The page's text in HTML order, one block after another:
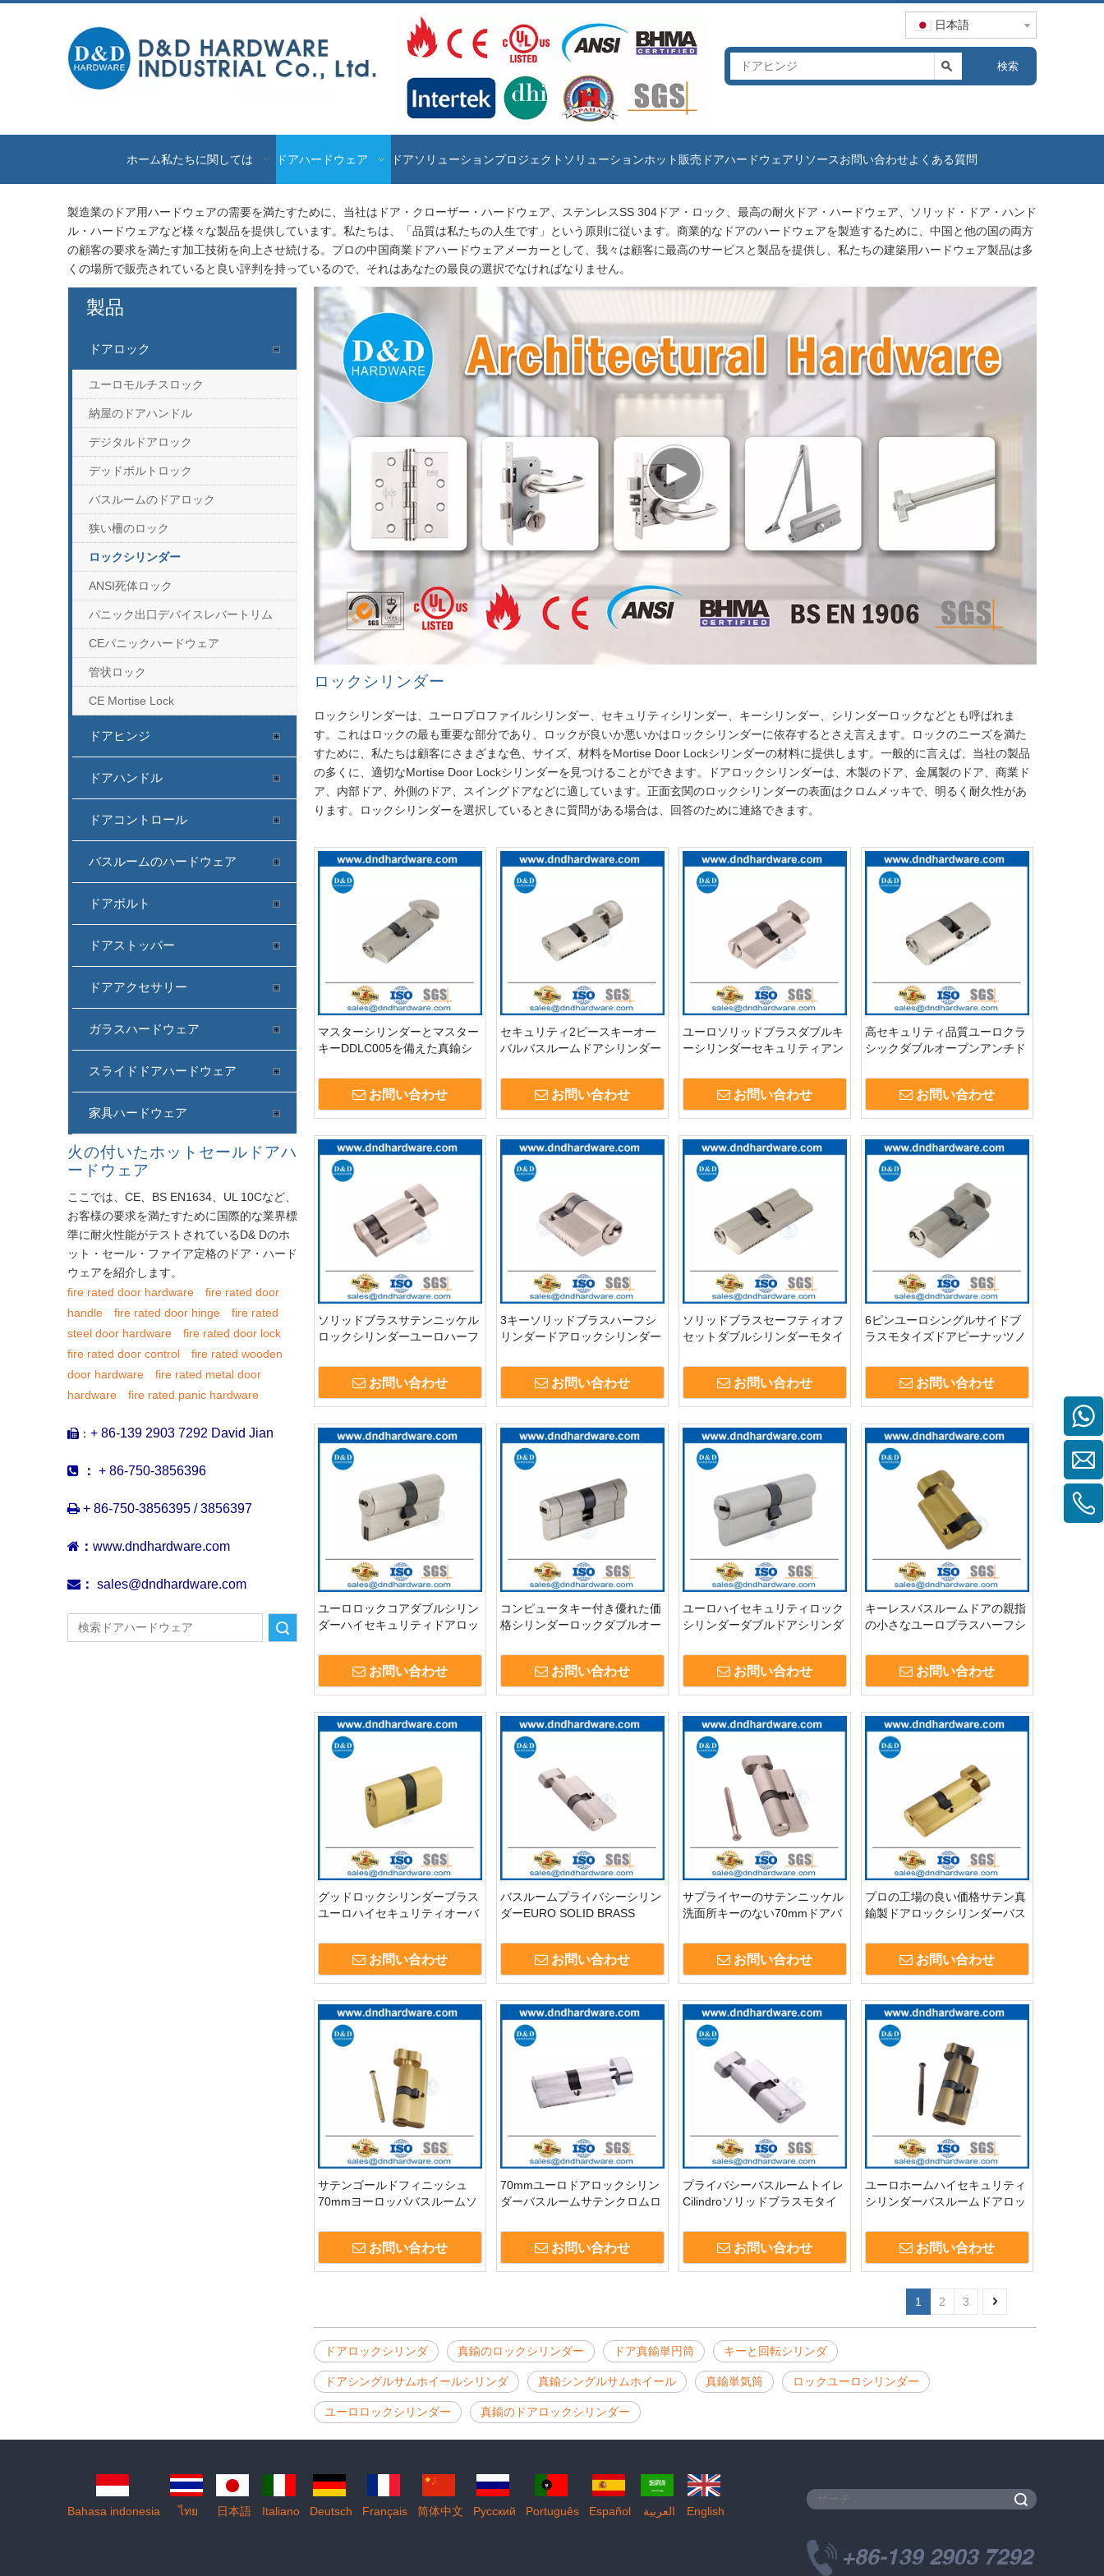
日本語
検索
ホーム私たちに関しては ドアハードウェア ドアソリューションプロジェクトソリューションホット販売 ドアハードウェアリソースお問い合わせよくある質問
製造業のドア用ハードウェアの需要を満たすために、当社はドア・クローザー・ハードウェア、ステンレスSS 304ドア・ロック、最高の耐火ドア・ハードウェア、ソリッド・ドア・ハンド
ル・ハードウェアなど様々な製品を提供しています。私たちは、「品質は私たちの人生です」という原則に従います。商業的なドアのハードウェアを製造するために、中国と他の国の両方
の顧客の要求を満たす加工技術を向上させ続ける。プロの中国商業ドアハードウェアメーカーとして、我々は顧客に最高のサービスと製品を提供し、私たちの建築用ハードウェア製品は多
くの場所で販売されていると良い評判を持っているので、それはあなたの最良の選択でなければなりません。
製品
ドアロック
ユーロモルチスロック
納屋のドアハンドル
デジタルドアロック
デッドボルトロック
バスルームのドアロック
狭い柵のロック
ロックシリンダー
ANSI死体ロック
パニック出口デバイスレバートリム
CEパニックハードウェア
管状ロック
CE Mortise Lock
ドアヒンジ
ドアハンドル
ドアコントロール
バスルームのハードウェア
ドアボルト
ドアストッパー
ドアアクセサリー
ガラスハードウェア
スライドドアハードウェア
家具ハードウェア
火の付いたホットセールドアハ
ードウェア
ここでは、CE、BS EN1634、UL 10Cなど、
お客様の要求を満たすために国際的な業界標
準に耐火性能がテストされているD& Dのホ
ット・セール・ファイア定格のドア・ハード
ウェアを紹介します。
fire rated door hardware
fire rated door
handle
fire rated door hinge
fire rated
steel door hardware
fire rated door lock
fire rated door control
fire rated wooden
door hardware
fire rated metal door
hardware
fire rated panic hardware
 ： + 86-139 2903 7292 David Jian
 ： + 86-750-3856396
 + 86-750-3856395 / 3856397
 ： www.dndhardware.com
 ： sales@dndhardware.com
ロックシリンダー
ロックシリンダーは、ユーロプロファイルシリンダー、セキュリティシリンダー、キーシリンダー、シリンダーロックなどとも呼ばれま
す。これはロックの最も重要な部分であり、ロックが良いか悪いかはロックシリンダーに依存するとさえ言えます。ロックのニーズを満た
すために、私たちは顧客にさまざまな色、サイズ、材料をMortise Door Lockシリンダーの材料に提供します。一般的に言えば、当社の製品
の多くに、適切なMortise Door Lockシリンダーを見つけることができます。ドアロックシリンダーは、木製のドア、金属製のドア、商業ド
ア、内部ドア、外側のドア、スイングドアなどに適しています。正面玄関のロックシリンダーの表面はクロムメッキで、明るく耐久性があ
ります。ロックシリンダーを選択しているときに質問がある場合は、回答のために連絡できます。
マスターシリンダーとマスター
キーDDLC005を備えた真鍮シ
ロックシリンダー
お問い合わせ
セキュリティ2ピースキーオー
バルバスルームドアシリンダー
ダーDDLC006
お問い合わせ
ユーロソリッドブラスダブルキ
ーシリンダーセキュリティアン
ンダーDDLC007
お問い合わせ
高セキュリティ品質ユーロクラ
シックダブルオープンアンチド
ーCore-DDLC008
お問い合わせ
ソリッドブラスサテンニッケル
ロックシリンダーユーロハーフ
DDLC009
お問い合わせ
3キーソリッドブラスハーフシ
リンダードアロックシリンダー
お問い合わせ
ソリッドブラスセーフティオフ
セットダブルシリンダーモタイ
keys-ddlc012
お問い合わせ
6ピンユーロシングルサイドブ
ラスモタイズドアピーナッツノ
DDLC014
お問い合わせ
ユーロロックコアダブルシリン
ダーハイセキュリティドアロッ
キーDDLC021
お問い合わせ
コンピュータキー付き優れた価
格シリンダーロックダブルオー
DDLC022
お問い合わせ
ユーロハイセキュリティロック
シリンダーダブルドアシリンダ
DDLC023
お問い合わせ
キーレスバスルームドアの親指
の小さなユーロブラスハーフシ
DDLC009
お問い合わせ
グッドロックシリンダーブラス
ユーロハイセキュリティオーバ
ウェア-DDLC008
お問い合わせ
バスルームプライバシーシリン
ダーEURO SOLID BRASS
WITH THUMBTURN-DDLC007
お問い合わせ
サプライヤーのサテンニッケル
洗面所キーのない70mmドアバ
DDLC007
お問い合わせ
プロの工場の良い価格サテン真
鍮製ドアロックシリンダーバス
お問い合わせ
サテンゴールドフィニッシュ
70mmヨーロッパバスルームソ
ダーDDLC007
お問い合わせ
70mmユーロドアロックシリン
ダーバスルームサテンクロムロ
DDLC007
お問い合わせ
プライバシーバスルームトイレ
Cilindroソリッドブラスモタイ
ダーDDLC007
お問い合わせ
ユーロホームハイセキュリティ
シリンダーバスルームドアロッ
ンダーDDLC007
お問い合わせ
1 2 3
ドアロックシリンダ 真鍮のロックシリンダー ドア真鍮単円筒 キーと回転シリンダ
ドアシングルサムホイールシリンダ 真鍮シングルサムホイール 真鍮単気筒 ロックユーロシリンダー
ユーロロックシリンダー 真鍮のドアロックシリンダー
Bahasa indonesia ไทย 日本語 Italiano Deutsch Français 简体中文 Pусский Português Español العربية English